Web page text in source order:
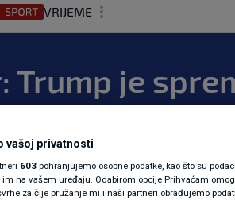
VRIJEME
REGIJA
MAGAZIN
KOLUMNE
Trump je
što želi
| SVIJET | komentar
vašoj privatnosti
603 pohranjujemo osobne podatke, kao što su
na vašem uređaju. Odabirom opcije Prihvaćam
za čije pružanje mi i naši partneri obrađujemo